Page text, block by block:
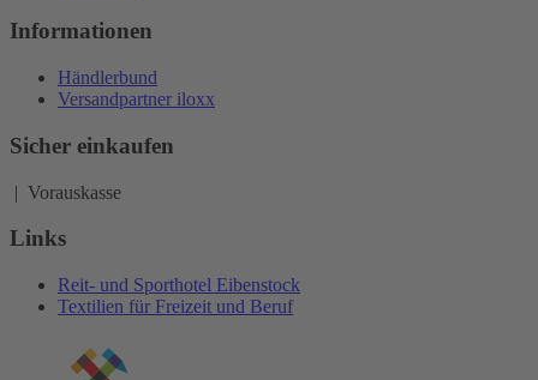
Informationen
Händlerbund
Versandpartner iloxx
Sicher einkaufen
| Vorauskasse
Links
Reit- und Sporthotel Eibenstock
Textilien für Freizeit und Beruf